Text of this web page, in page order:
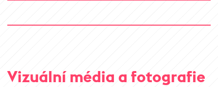
Vizuální média a fotografie